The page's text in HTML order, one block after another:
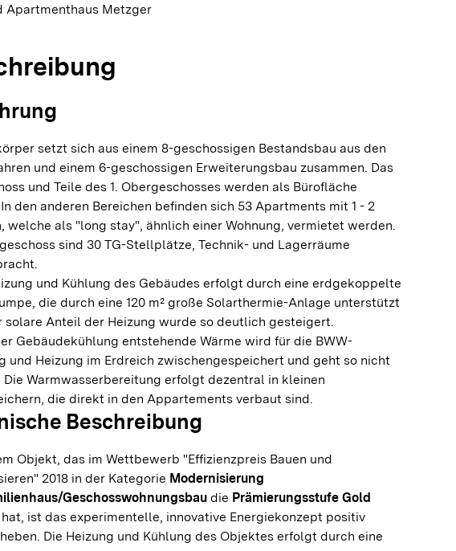
Apartmenthaus Metzger
setzt sich aus einem 8-geschossigen Bestandsbau aus den
und einem 6-geschossigen Erweiterungsbau zusammen. Das
und Teile des 1. Obergeschosses werden als Bürofläche
den anderen Bereichen befinden sich 53 Apartments mit 1 - 2
welche als "long stay", ähnlich einer Wohnung, vermietet werden.
sind 30 TG-Stellplätze, Technik- und Lagerräume
und Kühlung des Gebäudes erfolgt durch eine erdgekoppelte
die durch eine 120 m² große Solarthermie-Anlage unterstützt
solare Anteil der Heizung wurde so deutlich gesteigert.
Gebäudekühlung entstehende Wärme wird für die BWW-
und Heizung im Erdreich zwischengespeichert und geht so nicht
Die Warmwasserbereitung erfolgt dezentral in kleinen
die direkt in den Appartements verbaut sind.
Beschreibung
Objekt, das im Wettbewerb "Effizienzpreis Bauen und
2018 in der Kategorie Modernisierung
Geschosswohnungsbau die Prämierungsstufe Gold
ist das experimentelle, innovative Energiekonzept positiv
Die Heizung und Kühlung des Objektes erfolgt durch eine